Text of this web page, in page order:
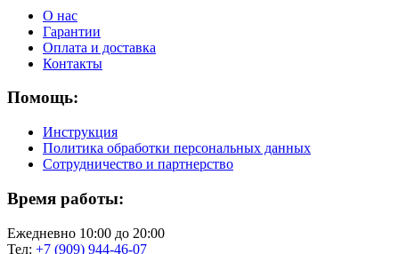
О нас
Гарантии
Оплата и доставка
Контакты
Помощь:
Инструкция
Политика обработки персональных данных
Сотрудничество и партнерство
Время работы:
Ежедневно 10:00 до 20:00
Тел: +7 (909) 944-46-07